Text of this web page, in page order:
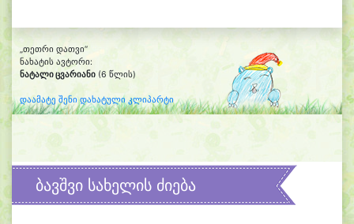
„თეთრი დათვი“
ნახატის ავტორი:
ნატალი ცვარიანი (6 წლის)
დაამატე შენი დახატული კლიპარტი
ბავშვი სახელის ძიება